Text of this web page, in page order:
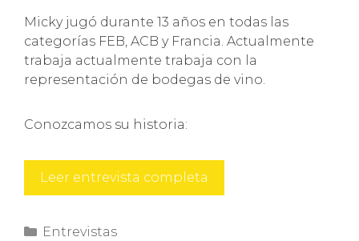
Micky jugó durante 13 años en todas las
categorías FEB, ACB y Francia. Actualmente
trabaja actualmente trabaja con la
representación de bodegas de vino.
Conozcamos su historia:
Leer entrevista completa
Stobart
Categorías
Entrevistas